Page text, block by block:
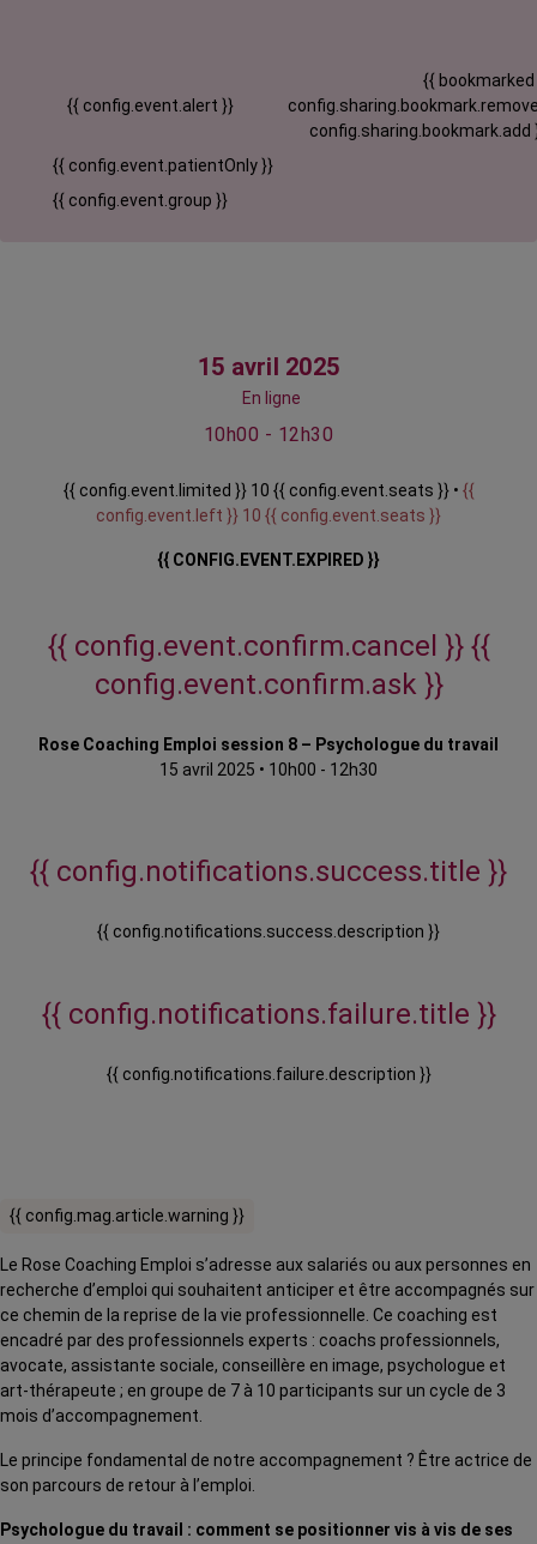
{{ config.event.alert }}
{{ bookmarked
config.sharing.bookmark.add
{{ config.event.patientOnly }}
{{ config.event.group }}
15 avril 2025
En ligne
10h00 - 12h30
{{ config.event.limited }} 10 {{ config.event.seats }} • {{
config.event.left }} 10 {{ config.event.seats }}
{{ CONFIG.EVENT.EXPIRED }}
{{ config.event.confirm.cancel }} {{
config.event.confirm.ask }}
Rose Coaching Emploi session 8 – Psychologue du travail
15 avril 2025 • 10h00 - 12h30
{{ config.notifications.success.title }}
{{ config.notifications.success.description }}
{{ config.notifications.failure.title }}
{{ config.notifications.failure.description }}
{{ config.mag.article.warning }}
Le Rose Coaching Emploi s’adresse aux salariés ou aux personnes en
recherche d’emploi qui souhaitent anticiper et être accompagnés sur
ce chemin de la reprise de la vie professionnelle. Ce coaching est
encadré par des professionnels experts : coachs professionnels,
avocate, assistante sociale, conseillère en image, psychologue et
art-thérapeute ; en groupe de 7 à 10 participants sur un cycle de 3
mois d’accompagnement.
Le principe fondamental de notre accompagnement ? Être actrice de
son parcours de retour à l’emploi.
Psychologue du travail : comment se positionner vis à vis de ses